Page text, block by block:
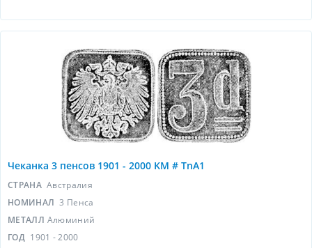
Чеканка 3 пенсов 1901 - 2000 KM # TnA1
СТРАНА Австралия
НОМИНАЛ 3 Пенса
МЕТАЛЛ Алюминий
ГОД 1901 - 2000